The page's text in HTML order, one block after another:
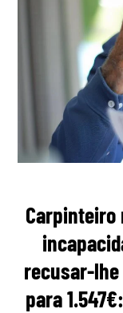
Carpinteiro
recusar-lhe
para